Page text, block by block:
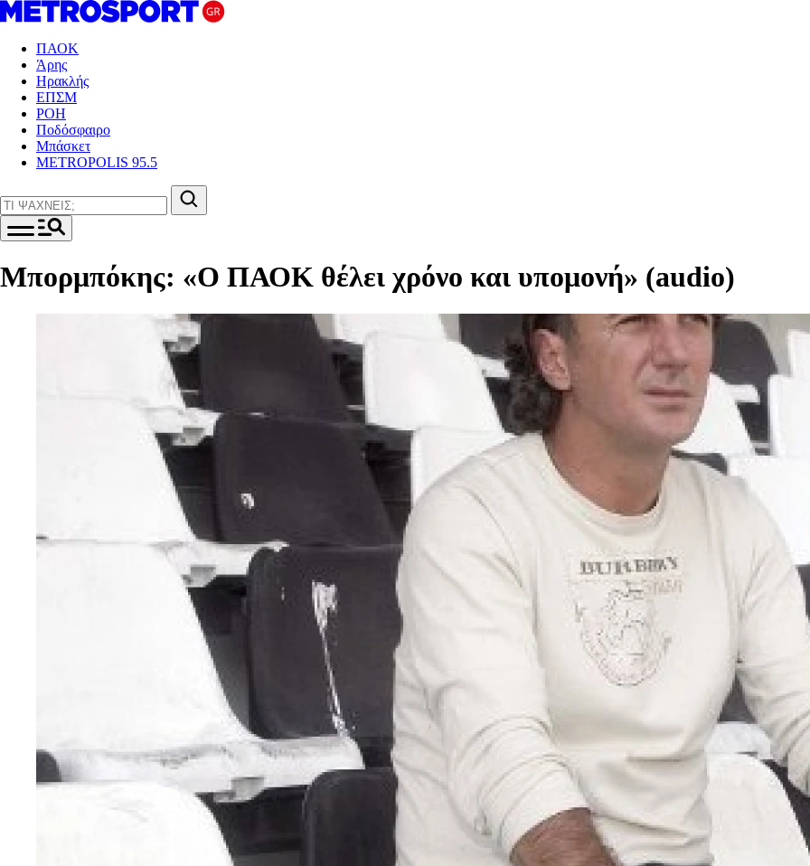
ΠΑΟΚ
Άρης
Ηρακλής
ΕΠΣΜ
ΡΟΗ
Ποδόσφαιρο
Μπάσκετ
METROPOLIS 95.5
Μπορμπόκης: «Ο ΠΑΟΚ θέλει χρόνο και υπομονή» (audio)